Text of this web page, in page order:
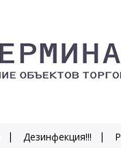
Дезинфекция!!!